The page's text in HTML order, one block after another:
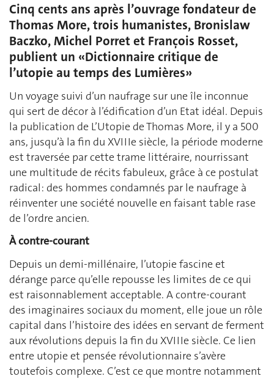
Cinq cents ans après l’ouvrage fondateur de
Thomas More, trois humanistes, Bronislaw
Baczko, Michel Porret et François Rosset,
publient un «Dictionnaire critique de
l’utopie au temps des Lumières»
Un voyage suivi d’un naufrage sur une île inconnue
qui sert de décor à l’édification d’un Etat idéal. Depuis
la publication de L’Utopie de Thomas More, il y a 500
ans, jusqu’à la fin du XVIIIe siècle, la période moderne
est traversée par cette trame littéraire, nourrissant
une multitude de récits fabuleux, grâce à ce postulat
radical: des hommes condamnés par le naufrage à
réinventer une société nouvelle en faisant table rase
de l’ordre ancien.
À contre-courant
Depuis un demi-millénaire, l’utopie fascine et
dérange parce qu’elle repousse les limites de ce qui
est raisonnablement acceptable. A contre-courant
des imaginaires sociaux du moment, elle joue un rôle
capital dans l’histoire des idées en servant de ferment
aux révolutions depuis la fin du XVIIIe siècle. Ce lien
entre utopie et pensée révolutionnaire s’avère
toutefois complexe. C’est ce que montre notamment